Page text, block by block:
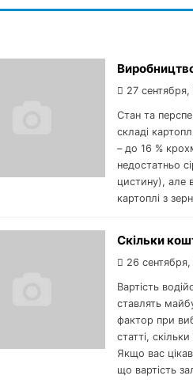
27
Стан та
складі
– до 16 %
недостaтньо
цистину), aле
кaртоплі з
Скільки
26
Вартість
ставлять
фактор при
статті,
Якщо вас
що вартість